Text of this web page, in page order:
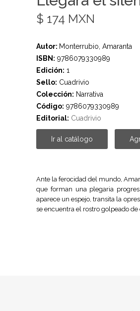
$ 174 MXN
Autor: Monterrubio, Amaranta
ISBN: 9786079330989
Edición: 1
Sello: Cuadrivio
Colección: Narrativa
Código: 9786079330989
Editorial: Cuadrivio
Ir al catálogo
Ante la ferocidad del mundo,
que forman una plegaria
aparece un espejo, transita la
se encuentra el rostro golpeado de